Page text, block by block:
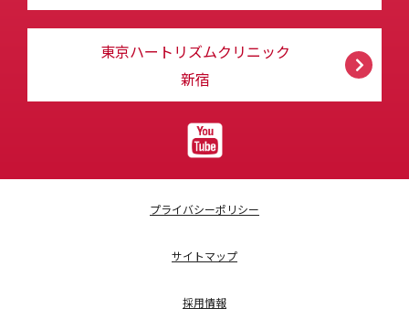
東京ハートリズムクリニック
新宿
プライバシーポリシー
サイトマップ
採用情報